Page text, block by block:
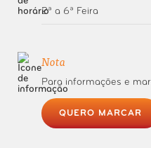
2ª a 6ª Feira
Nota
Para informações e
QUERO MARCAR